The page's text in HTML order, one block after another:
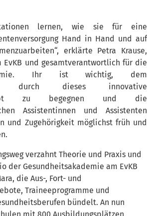
lernen, wie sie für eine
Hand in Hand und auf
erklärte Petra Krause,
und gesamtverantwortlich für die
Ihr ist wichtig, dem
durch dieses innovative
zu begegnen und die
Assistentinnen und Assistenten
und Zugehörigkeit möglichst früh und
verzahnt Theorie und Praxis und
der Gesundheitsakademie am EvKB
die Aus-, Fort- und
Traineeprogramme und
bündelt. An nun
mit 800 Ausbildungsplätzen